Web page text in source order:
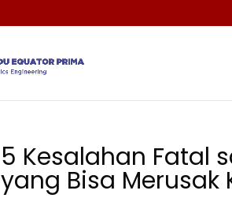
5 Kesalahan Fatal
yang Bisa Merusak